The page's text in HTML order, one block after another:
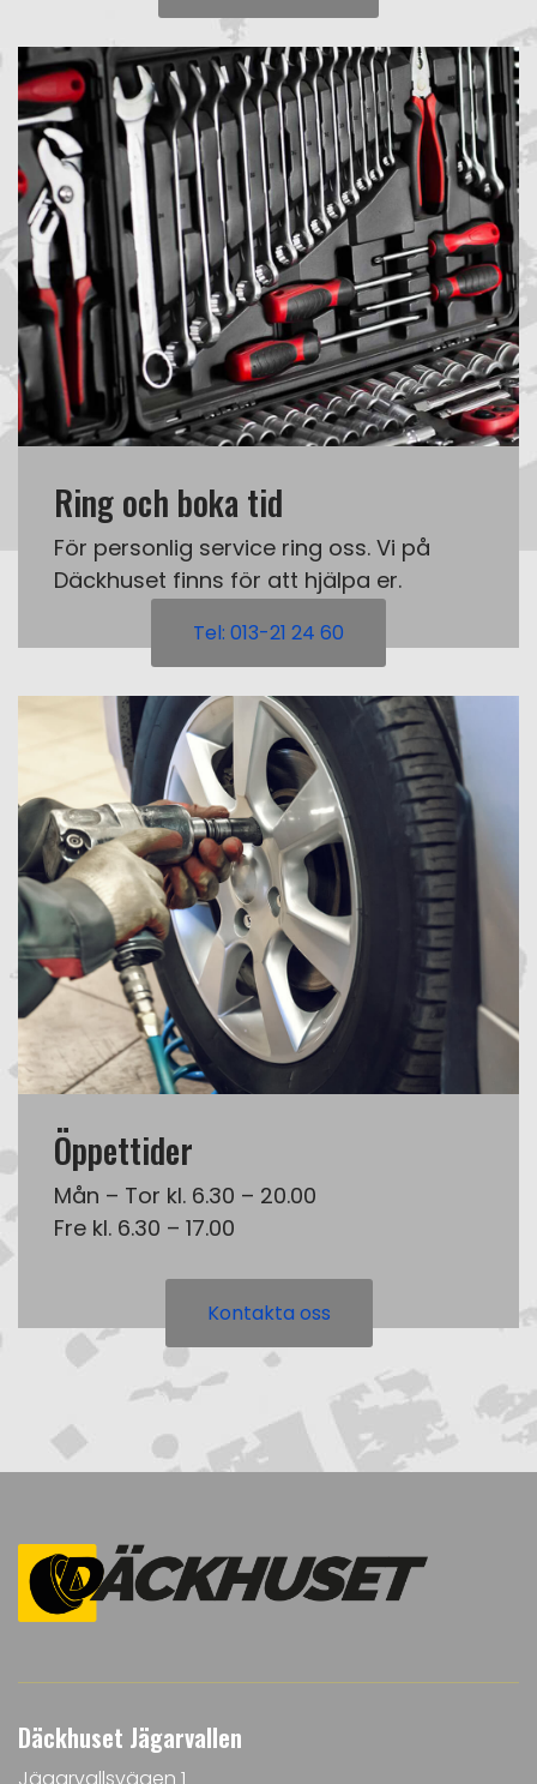
Ring och boka tid
För personlig service ring oss. Vi på
Däckhuset finns för att hjälpa er.
Tel: 013-21 24 60
Öppettider
Mån – Tor kl. 6.30 – 20.00
Fre kl. 6.30 – 17.00
Kontakta oss
Däckhuset Jägarvallen